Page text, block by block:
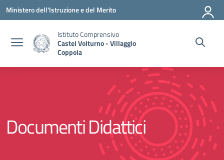
Vai ai contenuti
Vai al menu di navigazione
Vai al footer
Ministero dell'Istruzione e del Merito
Istituto Comprensivo
Castel Volturno - Villaggio
Coppola
Documenti Didattici